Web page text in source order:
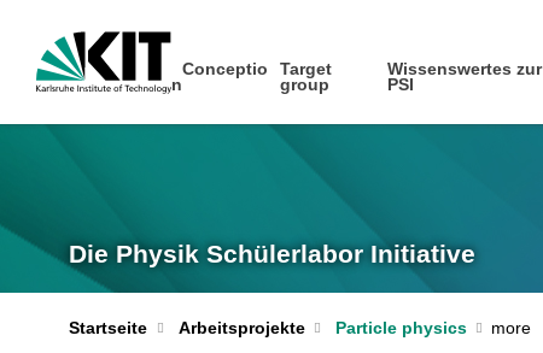
Conceptio
n
Target
group
Wissenswertes zur
PSI
Die Physik Schülerlabor Initiative
Startseite Arbeitsprojekte Particle physics